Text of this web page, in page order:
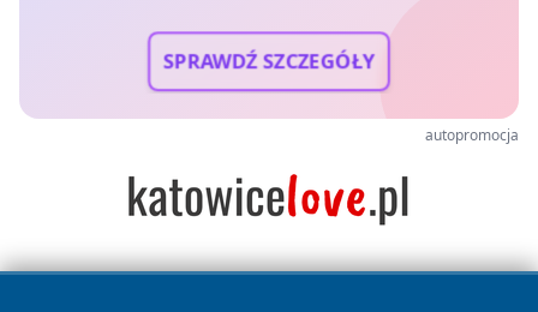
SPRAWDŹ SZCZEGÓŁY
autopromocja